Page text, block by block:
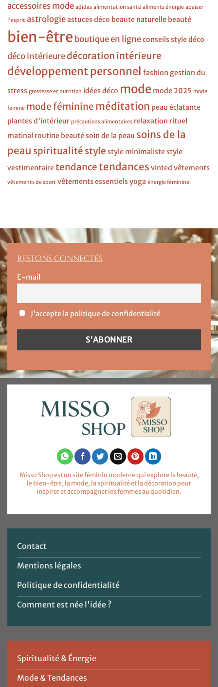
accessoires mode adidas alimentation santé aliments énergie apaiser
l'esprit astrologieastuces déco beaute naturelle beauté
bien-être boutique en ligneconseils styledéco
déco intérieuredécoration intérieure
développement personnel fashion gestion du
stress grossesse et nutrition idées déco mode mode 2025 mode
femme mode féminine méditation peau éclatante
plantes d'intérieur précautions alimentaires relaxation rituel
matinal routine beautésoin de la peau soins de la
peau spiritualité style style minimalistestyle
vestimentairetendancetendances vinted vêtements
vêtements de sport vêtements essentielsyoga énergie féminine
Restons connectés
E-mail
J'accepte la politique de confidentialité
Misso Shop est un site féminin moderne qui explore la beauté,
le bien-être, la mode, la spiritualité et la décoration pour
inspirer et accompagner les femmes au quotidien.
Contact
Mentions légales
Politique de confidentialité
Comment est née l'idée ?
Spiritualité & Énergie
Mode & Tendances